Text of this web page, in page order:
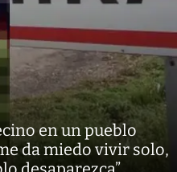
en un pueblo
da miedo vivir solo,